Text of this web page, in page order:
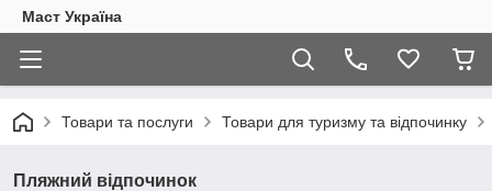
Маст Україна
Товари та послуги Товари для туризму та відпочинку
Пляжний відпочинок